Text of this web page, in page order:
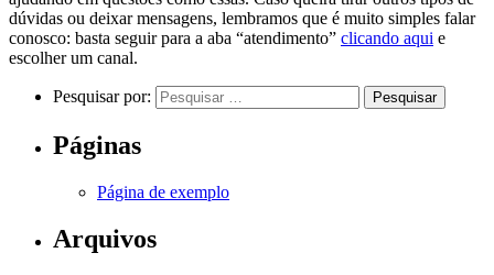
dúvidas ou deixar mensagens, lembramos que é muito simples falar
conosco: basta seguir para a aba “atendimento” clicando aqui e
escolher um canal.
Pesquisar por:
Páginas
Página de exemplo
Arquivos